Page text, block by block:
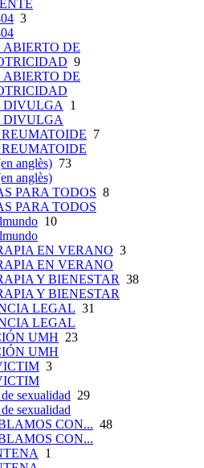
3
ABIERTO DE
9
ABIERTO DE
DIVULGA 1
DIVULGA
7
anglès) 73
anglès)
PARA TODOS 8
PARA TODOS
10
EN VERANO 3
EN VERANO
Y BIENESTAR 38
Y BIENESTAR
LEGAL 31
LEGAL
UMH 23
UMH
3
sexualidad 29
sexualidad
CON... 48
CON...
1